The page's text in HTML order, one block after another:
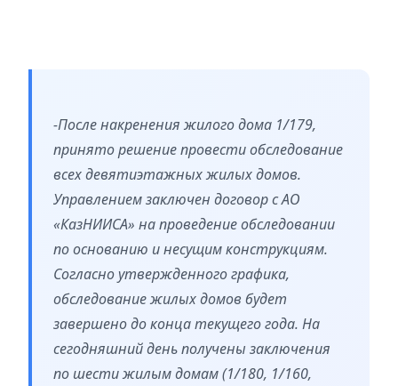
-После накренения жилого дома 1/179,
принято решение провести обследование
всех девятиэтажных жилых домов.
Управлением заключен договор с АО
«КазНИИСА» на проведение обследовании
по основанию и несущим конструкциям.
Согласно утвержденного графика,
обследование жилых домов будет
завершено до конца текущего года. На
сегодняшний день получены заключения
по шести жилым домам (1/180, 1/160,